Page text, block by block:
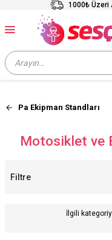
1000₺ Üzeri
Pa Ekipman Standları
Motosiklet ve
Filtre
İlgili